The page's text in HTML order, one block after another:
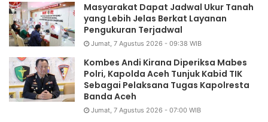
Masyarakat Dapat Jadwal Ukur Tanah
yang Lebih Jelas Berkat Layanan
Pengukuran Terjadwal
Jumat, 7 Agustus 2026 - 09:38 WIB
Kombes Andi Kirana Diperiksa Mabes
Polri, Kapolda Aceh Tunjuk Kabid TIK
Sebagai Pelaksana Tugas Kapolresta
Banda Aceh
Jumat, 7 Agustus 2026 - 07:00 WIB